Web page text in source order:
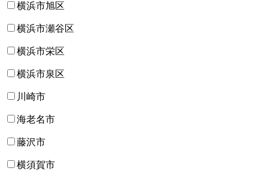
横浜市旭区
横浜市瀬谷区
横浜市栄区
横浜市泉区
川崎市
海老名市
藤沢市
横須賀市